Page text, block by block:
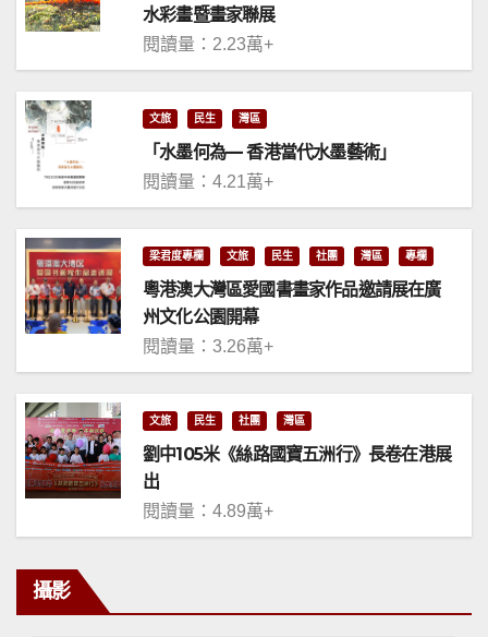
水彩畫暨畫家聯展
閱讀量：2.23萬+
文旅 民生 灣區
「水墨何為— 香港當代水墨藝術」
閱讀量：4.21萬+
梁君度專欄 文旅 民生 社團 灣區 專欄
粵港澳大灣區愛國書畫家作品邀請展在廣
州文化公園開幕
閱讀量：3.26萬+
文旅 民生 社團 灣區
劉中105米《絲路國寶五洲行》長卷在港展
出
閱讀量：4.89萬+
攝影